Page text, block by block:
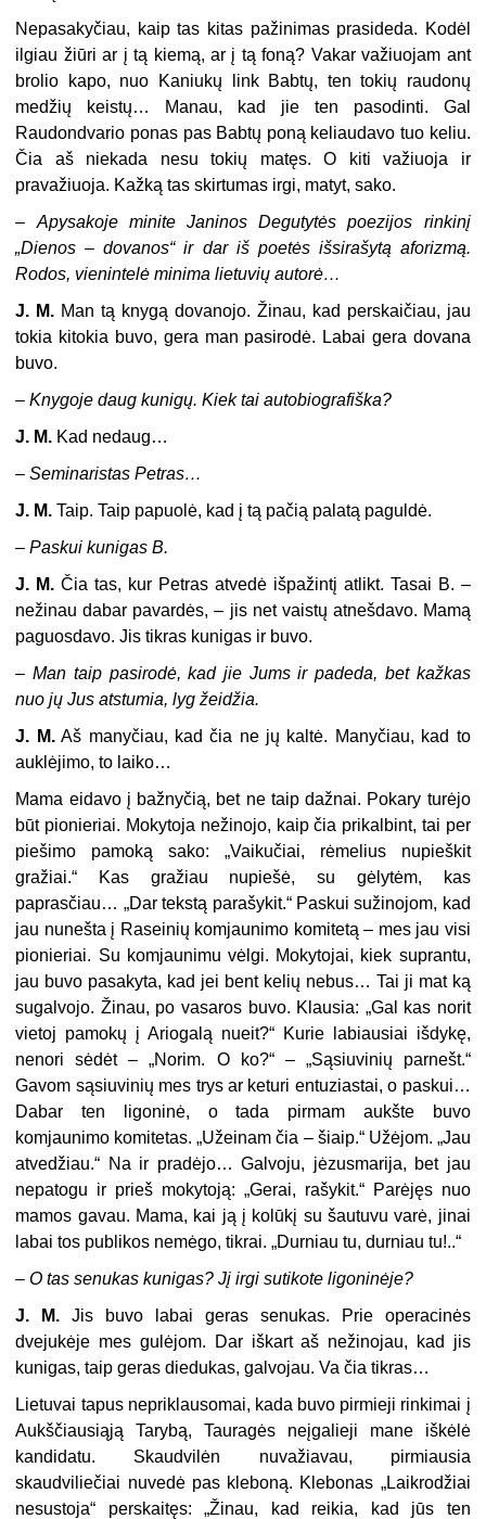
Nepasakyčiau, kaip tas kitas pažinimas prasideda. Kodėl
ilgiau žiūri ar į tą kiemą, ar į tą foną? Vakar važiuojam ant
brolio kapo, nuo Kaniukų link Babtų, ten tokių raudonų
medžių keistų… Manau, kad jie ten pasodinti. Gal
Raudondvario ponas pas Babtų poną keliaudavo tuo keliu.
Čia aš niekada nesu tokių matęs. O kiti važiuoja ir
pravažiuoja. Kažką tas skirtumas irgi, matyt, sako.
– Apysakoje minite Janinos Degutytės poezijos rinkinį
„Dienos – dovanos“ ir dar iš poetės išsirašytą aforizmą.
Rodos, vienintelė minima lietuvių autorė…
J. M. Man tą knygą dovanojo. Žinau, kad perskaičiau, jau
tokia kitokia buvo, gera man pasirodė. Labai gera dovana
buvo.
–Knygoje daug kunigų. Kiek tai autobiografiška?
J. M. Kad nedaug…
–Seminaristas Petras…
J. M. Taip. Taip papuolė, kad į tą pačią palatą paguldė.
–Paskui kunigas B.
J. M. Čia tas, kur Petras atvedė išpažintį atlikt. Tasai B. –
nežinau dabar pavardės, – jis net vaistų atnešdavo. Mamą
paguosdavo. Jis tikras kunigas ir buvo.
–Man taip pasirodė, kad jie Jums ir padeda, bet kažkas
nuo jų Jus atstumia, lyg žeidžia.
J. M.Aš manyčiau, kad čia ne jų kaltė. Manyčiau, kad to
auklėjimo, to laiko…
Mama eidavo į bažnyčią, bet ne taip dažnai. Pokary turėjo
būt pionieriai. Mokytoja nežinojo, kaip čia prikalbint, tai per
piešimo pamoką sako: „Vaikučiai, rėmelius nupieškit
gražiai.“ Kas gražiau nupiešė, su gėlytėm, kas
paprasčiau… „Dar tekstą parašykit.“ Paskui sužinojom, kad
jau nunešta į Raseinių komjaunimo komitetą – mes jau visi
pionieriai. Su komjaunimu vėlgi. Mokytojai, kiek suprantu,
jau buvo pasakyta, kad jei bent kelių nebus… Tai ji mat ką
sugalvojo. Žinau, po vasaros buvo. Klausia: „Gal kas norit
vietoj pamokų į Ariogalą nueit?“ Kurie labiausiai išdykę,
nenori sėdėt – „Norim. O ko?“ – „Sąsiuvinių parnešt.“
Gavom sąsiuvinių mes trys ar keturi entuziastai, o paskui…
Dabar ten ligoninė, o tada pirmam aukšte buvo
komjaunimo komitetas. „Užeinam čia – šiaip.“ Užėjom. „Jau
atvedžiau.“ Na ir pradėjo… Galvoju, jėzusmarija, bet jau
nepatogu ir prieš mokytoją: „Gerai, rašykit.“ Parėjęs nuo
mamos gavau. Mama, kai ją į kolūkį su šautuvu varė, jinai
labai tos publikos nemėgo, tikrai. „Durniau tu, durniau tu!..“
–O tas senukas kunigas? Jį irgi sutikote ligoninėje?
J. M. Jis buvo labai geras senukas. Prie operacinės
dvejukėje mes gulėjom. Dar iškart aš nežinojau, kad jis
kunigas, taip geras diedukas, galvojau. Va čia tikras…
Lietuvai tapus nepriklausomai, kada buvo pirmieji rinkimai į
Aukščiausiąją Tarybą, Tauragės neįgalieji mane iškėlė
kandidatu. Skaudvilėn nuvažiavau, pirmiausia
skaudviliečiai nuvedė pas kleboną. Klebonas „Laikrodžiai
nesustoja“ perskaitęs: „Žinau, kad reikia, kad jūs ten